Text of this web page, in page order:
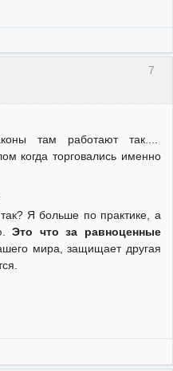
7
там работают так....
когда торговались именно
Я больше по практике, а
Это что за равноценные
мира, защищает другая